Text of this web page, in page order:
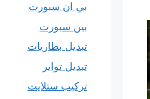
بي ان سبورت
بين سبورت
تبديل بطاريات
تبديل تواير
تركيب ستلايت